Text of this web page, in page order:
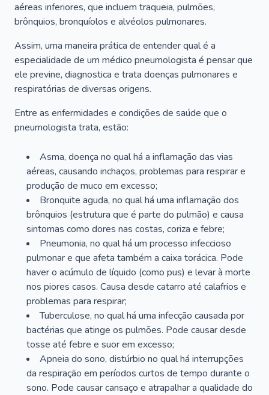
aéreas inferiores, que incluem traqueia, pulmões,
brônquios, bronquíolos e alvéolos pulmonares.
Assim, uma maneira prática de entender qual é a
especialidade de um médico pneumologista é pensar que
ele previne, diagnostica e trata doenças pulmonares e
respiratórias de diversas origens.
Entre as enfermidades e condições de saúde que o
pneumologista trata, estão:
Asma, doença no qual há a inflamação das vias
aéreas, causando inchaços, problemas para respirar e
produção de muco em excesso;
Bronquite aguda, no qual há uma inflamação dos
brônquios (estrutura que é parte do pulmão) e causa
sintomas como dores nas costas, coriza e febre;
Pneumonia, no qual há um processo infeccioso
pulmonar e que afeta também a caixa torácica. Pode
haver o acúmulo de líquido (como pus) e levar à morte
nos piores casos. Causa desde catarro até calafrios e
problemas para respirar;
Tuberculose, no qual há uma infecção causada por
bactérias que atinge os pulmões. Pode causar desde
tosse até febre e suor em excesso;
Apneia do sono, distúrbio no qual há interrupções
da respiração em períodos curtos de tempo durante o
sono. Pode causar cansaço e atrapalhar a qualidade do